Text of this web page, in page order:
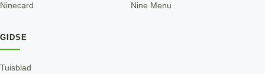
Ninecard Nine Menu
GIDSE
Tuisblad